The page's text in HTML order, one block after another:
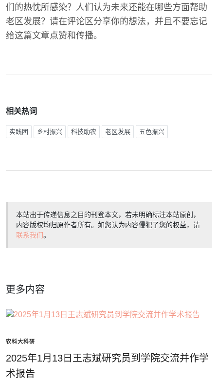
们的热忱所感染？人们认为未来还能在哪些方面帮助
老区发展？请在评论区分享你的想法，并且不要忘记
给这篇文章点赞和传播。
相关热词
实践团 乡村振兴 科技助农 老区发展 五色振兴
本站出于传递信息之目的刊登本文，若未明确标注本站原创，
内容版权均归原作者所有。如您认为内容侵犯了您的权益，请
联系我们。
更多内容
农科大科研
2025年1月13日王志斌研究员到学院交流并作学
术报告